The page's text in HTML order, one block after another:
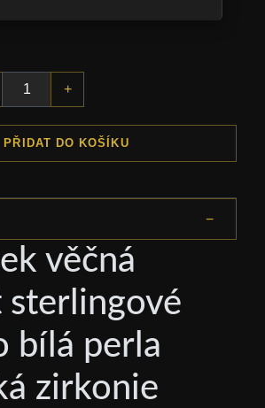
+
PŘIDAT DO KOŠÍKU
věčná
sterlingové
bílá perla
zirkonie